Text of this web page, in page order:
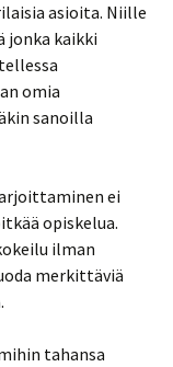
asioita. Niille
jonka kaikki
omia
sanoilla
ei
opiskelua.
ilman
merkittäviä
tahansa